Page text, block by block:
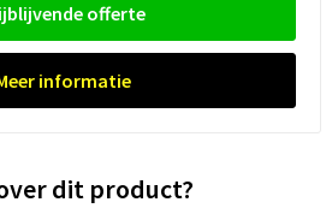
offerte
informatie
dit product?